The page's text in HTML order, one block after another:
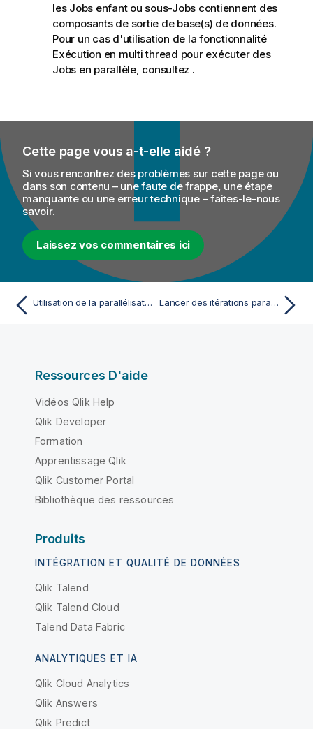
les Jobs enfant ou sous-Jobs contiennent des
composants de sortie de base(s) de données.
Pour un cas d'utilisation de la fonctionnalité
Exécution en multi thread pour exécuter des
Jobs en parallèle, consultez .
Cette page vous a-t-elle aidé ?
Si vous rencontrez des problèmes sur cette page ou
dans son contenu – une faute de frappe, une étape
manquante ou une erreur technique – faites-le-nous
savoir.
Laissez vos commentaires ici
Utilisation de la parallélisation pour optimiser les performances des Jobs Lancer des itérations parallèles pour lire des données
Ressources D'aide
Vidéos Qlik Help
Qlik Developer
Formation
Apprentissage Qlik
Qlik Customer Portal
Bibliothèque des ressources
Produits
INTÉGRATION ET QUALITÉ DE DONNÉES
Qlik Talend
Qlik Talend Cloud
Talend Data Fabric
ANALYTIQUES ET IA
Qlik Cloud Analytics
Qlik Answers
Qlik Predict